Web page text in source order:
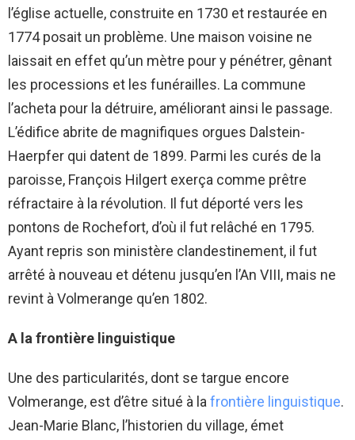
l’église actuelle, construite en 1730 et restaurée en
1774 posait un problème. Une maison voisine ne
laissait en effet qu’un mètre pour y pénétrer, gênant
les processions et les funérailles. La commune
l’acheta pour la détruire, améliorant ainsi le passage.
L’édifice abrite de magnifiques orgues Dalstein-
Haerpfer qui datent de 1899. Parmi les curés de la
paroisse, François Hilgert exerça comme prêtre
réfractaire à la révolution. Il fut déporté vers les
pontons de Rochefort, d’où il fut relâché en 1795.
Ayant repris son ministère clandestinement, il fut
arrêté à nouveau et détenu jusqu’en l’An VIII, mais ne
revint à Volmerange qu’en 1802.
A la frontière linguistique
Une des particularités, dont se targue encore
Volmerange, est d’être situé à la frontière linguistique.
Jean-Marie Blanc, l’historien du village, émet